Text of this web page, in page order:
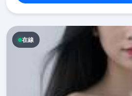
在線